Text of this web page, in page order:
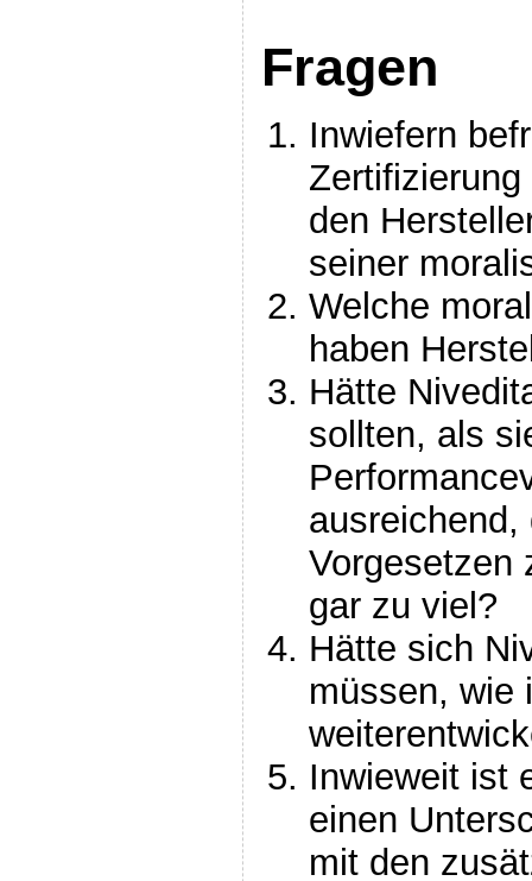
Fragen
Inwiefern
den
seiner
Welche
haben
Hätte
sollten, als
Vorgesetzen
gar zu viel?
Hätte sich
müssen, wie
Inwieweit ist
einen
mit den